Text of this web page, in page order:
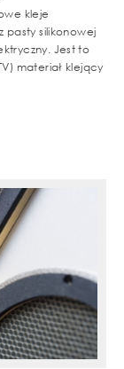
kleje
pasty silikonowej
Jest to
materiał klejący